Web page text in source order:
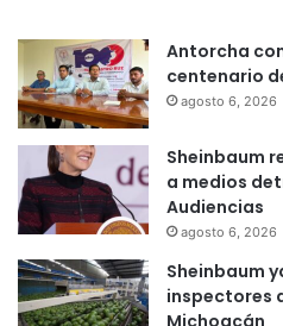
Antorcha
centenario
agosto 6, 2026
Sheinbaum
a medios
Audiencias
agosto 6, 2026
Sheinbaum
inspectores
Michoacán